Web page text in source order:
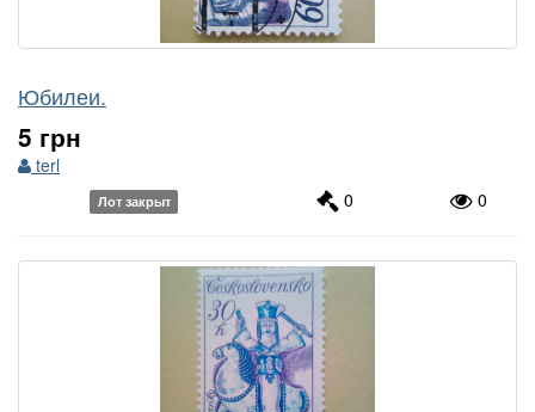
Юбилеи.
5 грн
terl
Лот закрыт 0 0